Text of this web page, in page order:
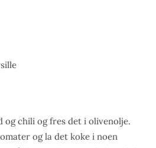
og chili og fres det i olivenolje.
og la det koke i noen